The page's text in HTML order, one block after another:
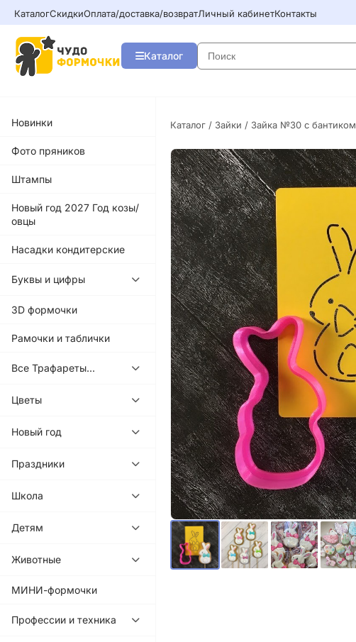
КаталогСкидкиОплата/доставка/возвратЛичный кабинетКонтакты
Каталог
Новинки
Фото пряников
Штампы
Новый год 2027 Год козы/
овцы
Насадки кондитерские
Буквы и цифры
3D формочки
Рамочки и таблички
Все Трафареты...
Цветы
Новый год
Праздники
Школа
Детям
Животные
МИНИ-формочки
Профессии и техника
Каталог / Зайки / Зайка №30 с бантиком